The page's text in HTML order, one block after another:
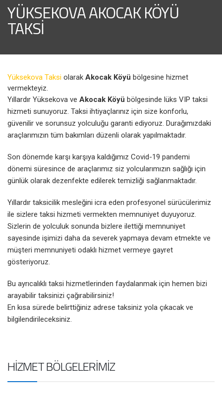
YÜKSEKOVA AKOCAK KÖYÜ
TAKSI
Yüksekova Taksi olarak Akocak Köyü bölgesine hizmet
vermekteyiz.
Yıllardır Yüksekova ve Akocak Köyü bölgesinde lüks VIP taksi
hizmeti sunuyoruz. Taksi ihtiyaçlarınız için size konforlu,
güvenilir ve sorunsuz yolculuğu garanti ediyoruz. Durağımızdaki
araçlarımızın tüm bakımları düzenli olarak yapılmaktadır.
Son dönemde karşı karşıya kaldığımız Covid-19 pandemi
dönemi süresince de araçlarımız siz yolcularımızın sağlığı için
günlük olarak dezenfekte edilerek temizliği sağlanmaktadır.
Yıllardır taksicilik mesleğini icra eden profesyonel sürücülerimiz
ile sizlere taksi hizmeti vermekten memnuniyet duyuyoruz.
Sizlerin de yolculuk sonunda bizlere ilettiği memnuniyet
sayesinde işimizi daha da severek yapmaya devam etmekte ve
müşteri memnuniyeti odaklı hizmet vermeye gayret
gösteriyoruz.
Bu ayrıcalıklı taksi hizmetlerinden faydalanmak için hemen bizi
arayabilir taksinizi çağırabilirsiniz!
En kısa sürede belirttiğiniz adrese taksiniz yola çıkacak ve
bilgilendirileceksiniz.
HIZMET BÖLGELERIMIZ